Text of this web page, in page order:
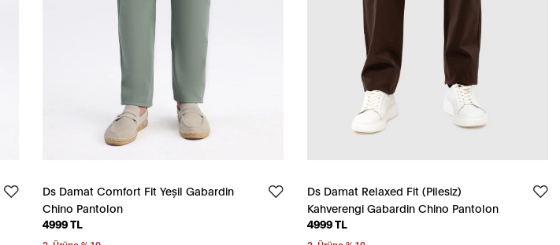
Ds Damat Comfort Fit Yeşil Gabardin
Chino Pantolon
4999 TL
Ds Damat Relaxed Fit (Pilesiz)
Kahverengi Gabardin Chino Pantolon
4999 TL